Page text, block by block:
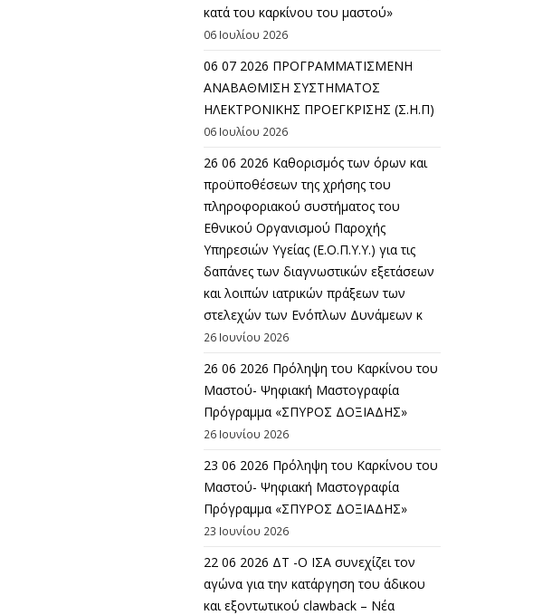
κατά του καρκίνου του μαστού»
06 Ιουλίου 2026
06 07 2026 ΠΡΟΓΡΑΜΜΑΤΙΣΜΕΝΗ
ΑΝΑΒΑΘΜΙΣΗ ΣΥΣΤΗΜΑΤΟΣ
ΗΛΕΚΤΡΟΝΙΚΗΣ ΠΡΟΕΓΚΡΙΣΗΣ (Σ.Η.Π)
06 Ιουλίου 2026
26 06 2026 Καθορισμός των όρων και
προϋποθέσεων της χρήσης του
πληροφοριακού συστήματος του
Εθνικού Οργανισμού Παροχής
Υπηρεσιών Υγείας (Ε.Ο.Π.Υ.Υ.) για τις
δαπάνες των διαγνωστικών εξετάσεων
και λοιπών ιατρικών πράξεων των
στελεχών των Ενόπλων Δυνάμεων κ
26 Ιουνίου 2026
26 06 2026 Πρόληψη του Καρκίνου του
Μαστού- Ψηφιακή Μαστογραφία
Πρόγραμμα «ΣΠΥΡΟΣ ΔΟΞΙΑΔΗΣ»
26 Ιουνίου 2026
23 06 2026 Πρόληψη του Καρκίνου του
Μαστού- Ψηφιακή Μαστογραφία
Πρόγραμμα «ΣΠΥΡΟΣ ΔΟΞΙΑΔΗΣ»
23 Ιουνίου 2026
22 06 2026 ΔΤ -Ο ΙΣΑ συνεχίζει τον
αγώνα για την κατάργηση του άδικου
και εξοντωτικού clawback – Νέα